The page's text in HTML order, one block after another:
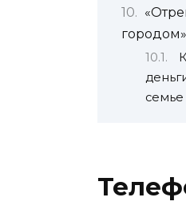
городом»
семье